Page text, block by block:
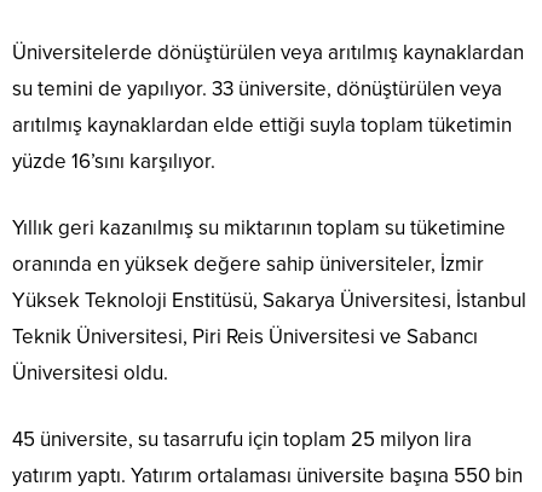
Üniversitelerde dönüştürülen veya arıtılmış kaynaklardan
su temini de yapılıyor. 33 üniversite, dönüştürülen veya
arıtılmış kaynaklardan elde ettiği suyla toplam tüketimin
yüzde 16’sını karşılıyor.
Yıllık geri kazanılmış su miktarının toplam su tüketimine
oranında en yüksek değere sahip üniversiteler, İzmir
Yüksek Teknoloji Enstitüsü, Sakarya Üniversitesi, İstanbul
Teknik Üniversitesi, Piri Reis Üniversitesi ve Sabancı
Üniversitesi oldu.
45 üniversite, su tasarrufu için toplam 25 milyon lira
yatırım yaptı. Yatırım ortalaması üniversite başına 550 bin